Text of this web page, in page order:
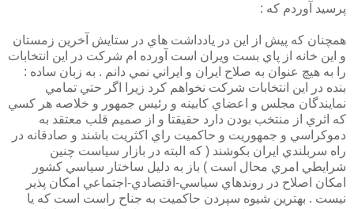
پرسيد آوردم که :
همچنان که پيش از اين در يادداشت هاي در ستايش آخرين زمستان
و اين خانه از پاي بست ويران است آورده ام شرکت در اين انتخابات
را به هيچ عنوان به صلاح ايران و ايراني نمي دانم . به زبان ساده :
بنده در اين انتخابات شرکت نخواهم کرد زيرا اگر حتي تمامي
نمايندگان مجلس و اعضاي کابينه و رئيس جمهور و خلاصه هر کسي
که اثري از منتخب بودن دارد حقيقتا و از صميم قلب معتقد به
دموکراسي و جمهوريت و حاکميت راي اکثريت باشند و صادقانه در
راه سربلندي ايران بکوشند ( که البته در بازار سياست چنين
شرايطي امري محال است ) باز به دليل ساختار سياسي کشور
امکان اصلاح در روندهاي سياسي-اقتصادي-اجتماعي امکان پذير
نيست . بهترين شيوه سپردن حاکميت به جناح راست است که يا